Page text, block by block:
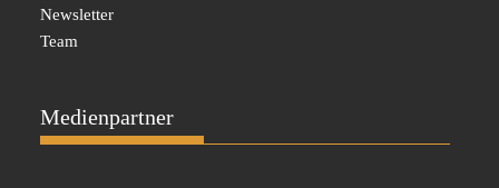
Newsletter
Team
Medienpartner